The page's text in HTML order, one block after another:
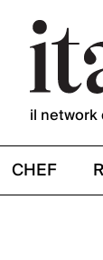
il network
CHEF